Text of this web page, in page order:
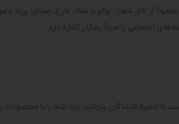
از نام، شعار، لوگو یا نماد، طرح، صدای برند
اجتماعی یا صرفاً رهگذر اشاره دارد.
تا مصرف‌کنندگان بتوانند برند شما را با محصولات